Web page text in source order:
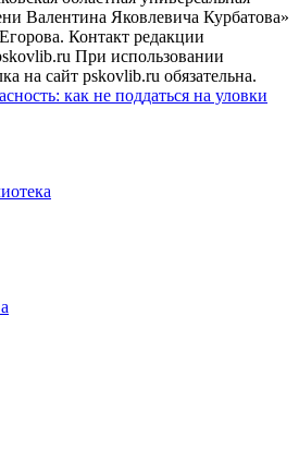
Валентина Яковлевича Курбатова»
Контакт редакции
При использовании
на сайт pskovlib.ru обязательна.
как не поддаться на уловки